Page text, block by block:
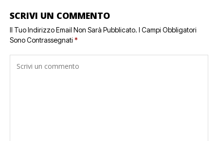
SCRIVI UN COMMENTO
Il Tuo Indirizzo Email Non Sarà Pubblicato. I Campi Obbligatori
Sono Contrassegnati *